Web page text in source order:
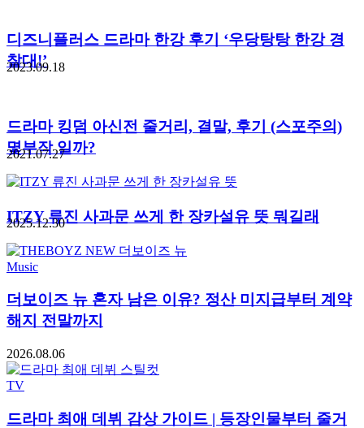
디즈니플러스 드라마 한강 후기 ‘우당탕탕 한강 경
찰대!’
2023.09.18
드라마 킹덤 아신전 줄거리, 결말, 후기 (스포주의)
몇부작 일까?
2021.07.27
ITZY 류진 사과문 쓰게 한 장카설유 뜻 뭐길래
2025.12.30
Music
더보이즈 뉴 혼자 남은 이유? 정산 미지급부터 계약
해지 전말까지
2026.08.06
TV
드라마 최애 데뷔 감상 가이드 | 등장인물부터 줄거